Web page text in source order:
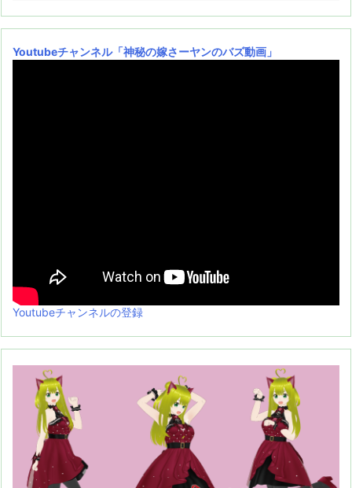
Youtubeチャンネル「神秘の嫁さーヤンのバズ動画」
Youtubeチャンネルの登録